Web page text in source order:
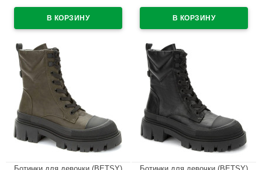
артикул 938356/05-03